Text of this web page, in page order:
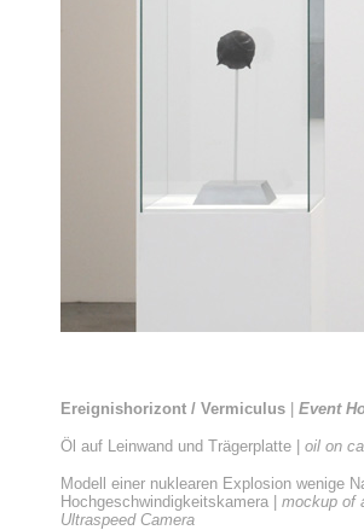
Ereignishorizont / Vermiculus Event
Öl auf Leinwand und Trägerplatte | oil on
Modell einer nuklearen Explosion wenige
Hochgeschwindigkeitskamera
mockup of
Ultraspeed Camera